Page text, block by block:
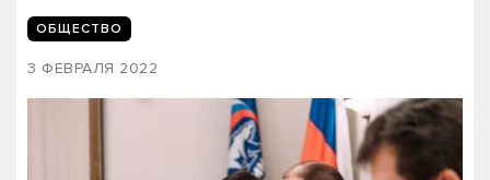
ОБЩЕСТВО
3 ФЕВРАЛЯ 2022